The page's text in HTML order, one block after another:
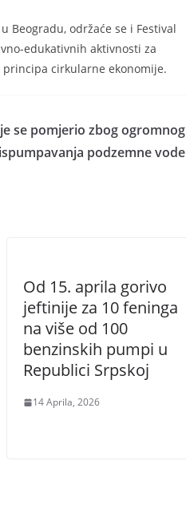
Beogradu, održaće se i Festival
edukativnih aktivnosti za
cirkularne ekonomije.
se pomjerio zbog ogromnog
ispumpavanja podzemne vode
Od 15. aprila gorivo
jeftinije za 10 feninga
na više od 100
benzinskih pumpi u
Republici Srpskoj
14 Aprila, 2026